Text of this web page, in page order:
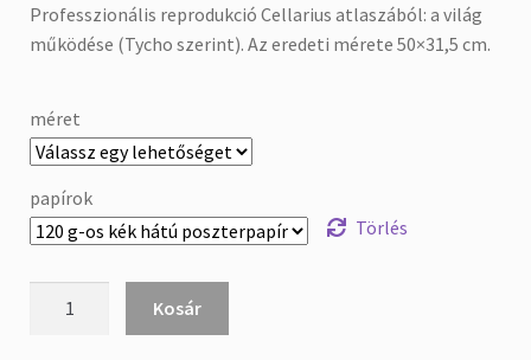
Professzionális reprodukció Cellarius atlaszából: a világ
működése (Tycho szerint). Az eredeti mérete 50×31,5 cm.
méret
papírok
Törlés
Kosár